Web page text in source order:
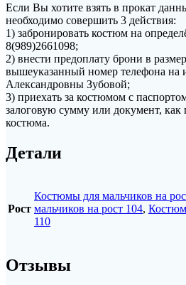
Если Вы хотите взять в прокат
необходимо совершить 3 действия:
1) забронировать костюм на
8(989)2661098;
2) внести предоплату брони в
вышеуказанный номер телефона на
Александровны Зубовой;
3) приехать за костюмом с
залоговую сумму или документ, как
костюма.
Детали
Рост
Костюмы для мальчиков на
мальчиков на рост 104,
110
Отзывы